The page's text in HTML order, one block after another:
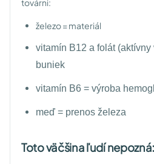
továrni:
železo = materiál
vitamín B12 a folát
buniek
vitamín B6 = výroba
meď = prenos železa
Toto väčšina ľudí nepozná: